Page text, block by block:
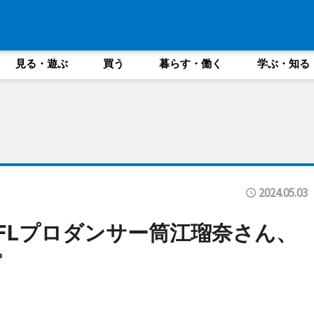
見る・遊ぶ 買う 暮らす・働く 学ぶ・知る
2024.05.03
プロダンサー筒江瑠奈さん、